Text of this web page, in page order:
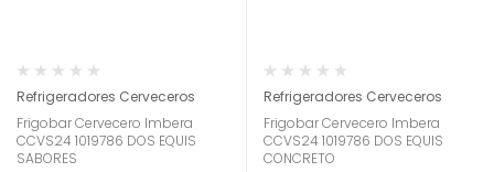
Refrigeradores Cerveceros
Frigobar Cervecero Imbera
CCVS24 1019786 DOS EQUIS
SABORES
Refrigeradores Cerveceros
Frigobar Cervecero Imbera
CCVS24 1019786 DOS EQUIS
CONCRETO